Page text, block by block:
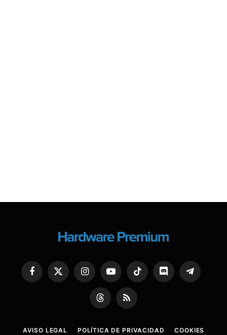
Facebook
X
(Twitter)
InstagramYouTubeTikTok Discord Telegram
ThreadsRSS
AVISO LEGAL POLÍTICA DE PRIVACIDAD COOKIES